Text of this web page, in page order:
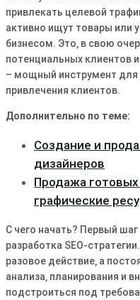
привлекать целевой
активно ищут товары или
бизнесом․ Это‚ в свою
потенциальных клиентов
– мощный инструмент для
привлечения клиентов․
Дополнительно по теме:
Создание и
дизайнеров
Продажа
графические
С чего начать? Первый
разработка SEO-
разовое действие‚ а
анализа‚ планирования и
подстроиться под